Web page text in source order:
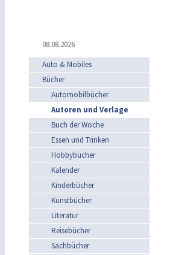
08.08.2026
Auto & Mobiles
Bücher
Automobilbücher
Autoren und Verlage
Buch der Woche
Essen und Trinken
Hobbybücher
Kalender
Kinderbücher
Kunstbücher
Literatur
Reisebücher
Sachbücher